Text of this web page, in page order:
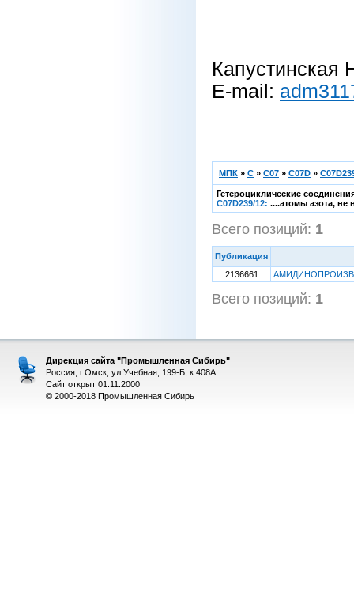
Капустинская
E-mail:
МПК » C » C07 » C07D »
Гетероциклические
C07D239/12: ....атомы азота, не
Всего позиций: 1
Публикация
2136661
Всего позиций: 1
Дирекция сайта "Промышленная Сибирь"
Россия, г.Омск, ул.Учебная, 199-Б, к.408А
Сайт открыт 01.11.2000
© 2000-2018 Промышленная Сибирь